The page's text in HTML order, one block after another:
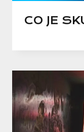
CO JE